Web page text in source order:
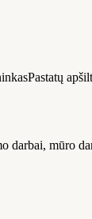
Pastatų
darbai, mūro